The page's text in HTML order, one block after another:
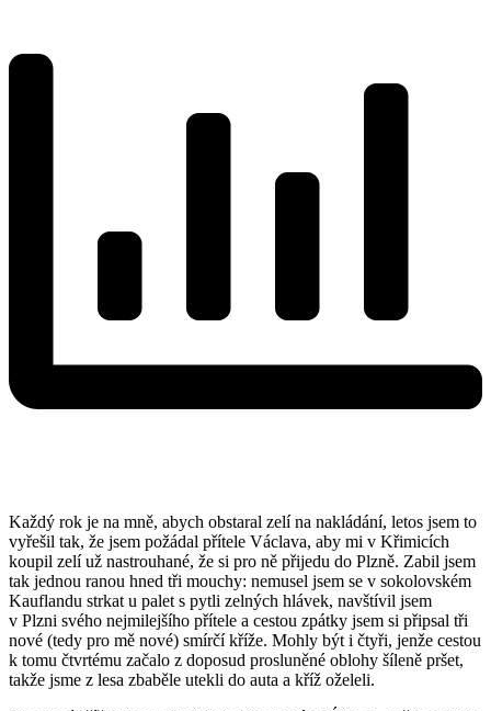
Každý rok je na mně, abych obstaral zelí na nakládání, letos jsem to
vyřešil tak, že jsem požádal přítele Václava, aby mi v Křimicích
koupil zelí už nastrouhané, že si pro ně přijedu do Plzně. Zabil jsem
tak jednou ranou hned tři mouchy: nemusel jsem se v sokolovském
Kauflandu strkat u palet s pytli zelných hlávek, navštívil jsem
v Plzni svého nejmilejšího přítele a cestou zpátky jsem si připsal tři
nové (tedy pro mě nové) smírčí kříže. Mohly být i čtyři, jenže cestou
k tomu čtvrtému začalo z doposud prosluněné oblohy šíleně pršet,
takže jsme z lesa zbaběle utekli do auta a kříž oželeli.